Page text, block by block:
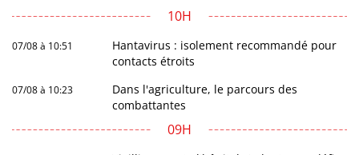
10H
07/08 à 10:51
Hantavirus : isolement recommandé pour
contacts étroits
07/08 à 10:23
Dans l'agriculture, le parcours des
combattantes
09H